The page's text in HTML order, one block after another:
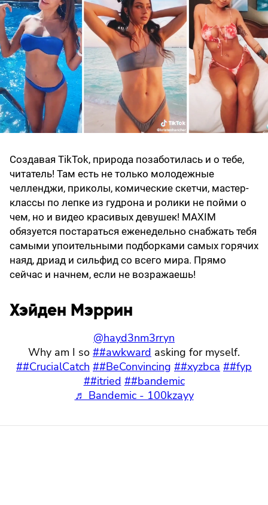
Создавая TikTok, природа позаботилась и о тебе,
читатель! Там есть не только молодежные
челленджи, приколы, комические скетчи, мастер-
классы по лепке из гудрона и ролики не пойми о
чем, но и видео красивых девушек! MAXIM
обязуется постараться еженедельно снабжать тебя
самыми упоительными подборками самых горячих
наяд, дриад и сильфид со всего мира. Прямо
сейчас и начнем, если не возражаешь!
Хэйден Мэррин
@hayd3nm3rryn
Why am I so ##awkward asking for myself.
##CrucialCatch ##BeConvincing ##xyzbca ##fyp
##itried ##bandemic
♬ Bandemic - 100kzayy